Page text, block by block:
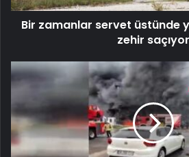
Bir zamanlar servet üstünde
zehir saçıyor